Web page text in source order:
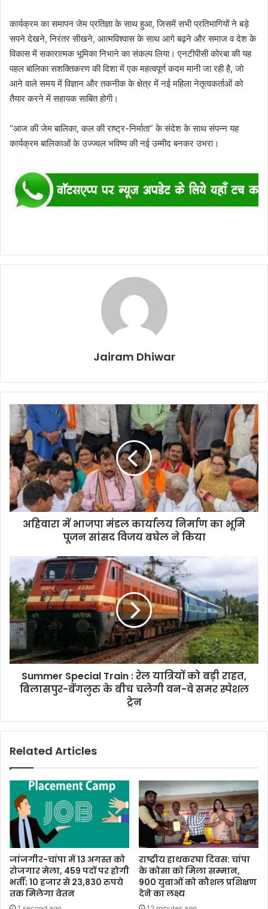
कार्यक्रम का समापन जेम प्रतिज्ञा के साथ हुआ, जिसमें सभी प्रतिभागियों ने बड़े
सपने देखने, निरंतर सीखने, आत्मविश्वास के साथ आगे बढ़ने और समाज व देश के
विकास में सकारात्मक भूमिका निभाने का संकल्प लिया। एनटीपीसी कोरबा की यह
पहल बालिका सशक्तिकरण की दिशा में एक महत्वपूर्ण कदम मानी जा रही है, जो
आने वाले समय में विज्ञान और तकनीक के क्षेत्र में नई महिला नेतृत्वकर्ताओं को
तैयार करने में सहायक साबित होगी।
“आज की जेम बालिका, कल की राष्ट्र-निर्माता” के संदेश के साथ संपन्न यह
कार्यक्रम बालिकाओं के उज्ज्वल भविष्य की नई उम्मीद बनकर उभरा।
Jairam Dhiwar
अहिवारा
भाजपा
मंडल
कार्यालय
निर्माण
का
भूमि
पूजन
सांसदअहिवारा में भाजपा मंडल कार्यालय निर्माण का भूमि
पूजन सांसद विजय बघेल ने किया
Summer
Special
Train
रेल
यात्रियों
को
बड़ी
राहत,
बिलासपुर-
बेंगलुरु
चलेगी
वे
Summer Special Train : रेल यात्रियों को बड़ी राहत,
बिलासपुर-बेंगलुरु के बीच चलेगी वन-वे समर स्पेशल
ट्रेन
Related Articles
जांजगीर-चांपा में 13 अगस्त को
रोजगार मेला, 459 पदों पर होगी
भर्ती; 10 हजार से 23,830 रुपये
तक मिलेगा वेतन
राष्ट्रीय हाथकरघा दिवस: चांपा
के कोसा को मिला सम्मान,
900 युवाओं को कौशल प्रशिक्षण
देने का लक्ष्य